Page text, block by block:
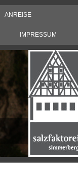
ANREISE
IMPRESSUM